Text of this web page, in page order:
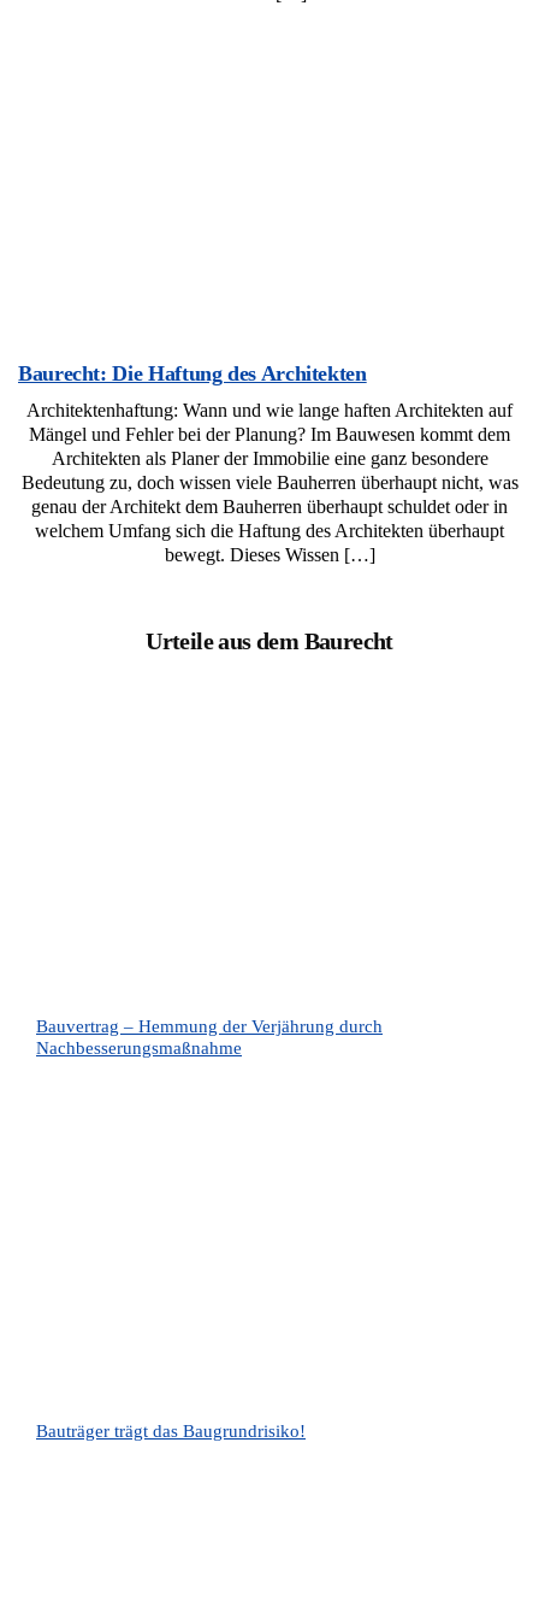
Baurecht: Die Haftung des Architekten
Architektenhaftung: Wann und wie lange haften Architekten auf
Mängel und Fehler bei der Planung? Im Bauwesen kommt dem
Architekten als Planer der Immobilie eine ganz besondere
Bedeutung zu, doch wissen viele Bauherren überhaupt nicht, was
genau der Architekt dem Bauherren überhaupt schuldet oder in
welchem Umfang sich die Haftung des Architekten überhaupt
bewegt. Dieses Wissen […]
Urteile aus dem Baurecht
Bauvertrag – Hemmung der Verjährung durch
Nachbesserungsmaßnahme
Bauträger trägt das Baugrundrisiko!